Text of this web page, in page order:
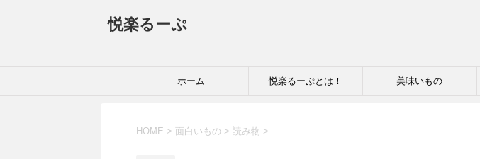
悦楽るーぷ
ホーム 悦楽るーぷとは！ 美味いもの
HOME > 面白いもの > 読み物 >